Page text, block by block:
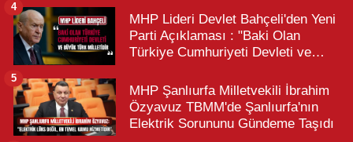
MHP Lideri Devlet Bahçeli'den Yeni
Parti Açıklaması : "Baki Olan
Türkiye Cumhuriyeti Devleti ve
4
MHP Şanlıurfa Milletvekili İbrahim
Özyavuz TBMM'de Şanlıurfa'nın
Elektrik Sorununu Gündeme Taşıdı
5